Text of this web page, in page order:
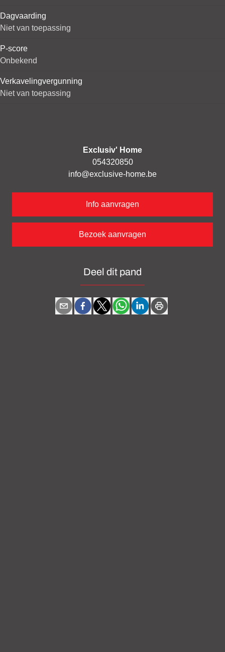
Dagvaarding
Niet van toepassing
P-score
Onbekend
Verkavelingvergunning
Niet van toepassing
Exclusiv' Home
054320850
info@exclusive-home.be
Info aanvragen
Bezoek aanvragen
Deel dit pand